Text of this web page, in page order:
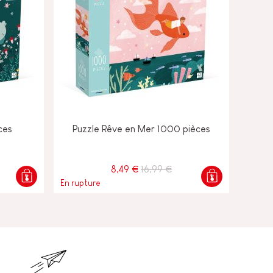
Puzzle Rêve en Mer 1000 pièces
8,49 € 16,99 €
En rupture